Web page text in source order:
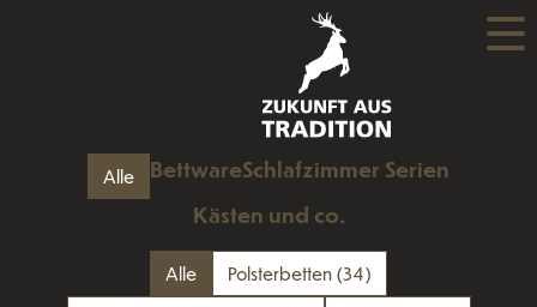
Alle BettwareSchlafzimmer Serien
Kästen und co.
Alle Polsterbetten (34)